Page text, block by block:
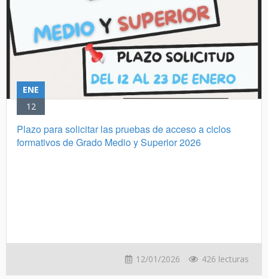
ENE
12
Plazo para solicitar las pruebas de acceso a ciclos
formativos de Grado Medio y Superior 2026
12/01/2026 426 lecturas